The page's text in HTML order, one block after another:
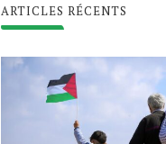
ARTICLES RÉCENTS